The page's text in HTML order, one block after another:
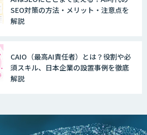
WAN-RECORD Plus
Explaza 生成AI Partner | AX
SEO対策の方法・メリット・注意点を
解説
CAIO（最高AI責任者）とは？役割や必
須スキル、日本企業の設置事例を徹底
解説